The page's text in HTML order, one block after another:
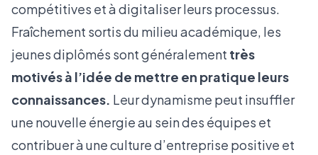
compétitives et à digitaliser leurs processus.
Fraîchement sortis du milieu académique, les
jeunes diplômés sont généralement très
motivés à l’idée de mettre en pratique leurs
connaissances. Leur dynamisme peut insuffler
une nouvelle énergie au sein des équipes et
contribuer à une culture d’entreprise positive et